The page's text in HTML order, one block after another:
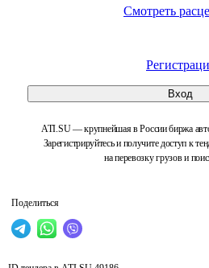
Смотреть
Вход
ATI.SU — крупнейшая в России биржа
Зарегистрируйтесь и получите доступ к
на перевозку грузов и
Поделиться